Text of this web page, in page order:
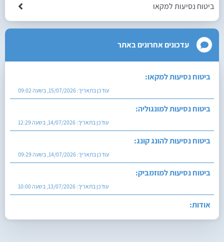
ביטוח נסיעות למקאו
עדכונים אחרונים באתר
ביטוח נסיעות למקאו:
עודכן בתאריך: 15/07/2026, בשעה 09:02
ביטוח נסיעות למונגוליה:
עודכן בתאריך: 14/07/2026, בשעה 12:29
ביטוח נסיעות להונג קונג:
עודכן בתאריך: 14/07/2026, בשעה 09:29
ביטוח נסיעות למוזמביק:
עודכן בתאריך: 13/07/2026, בשעה 10:00
אודות:
עודכן בתאריך:27/07/2026, בשעה 12:29